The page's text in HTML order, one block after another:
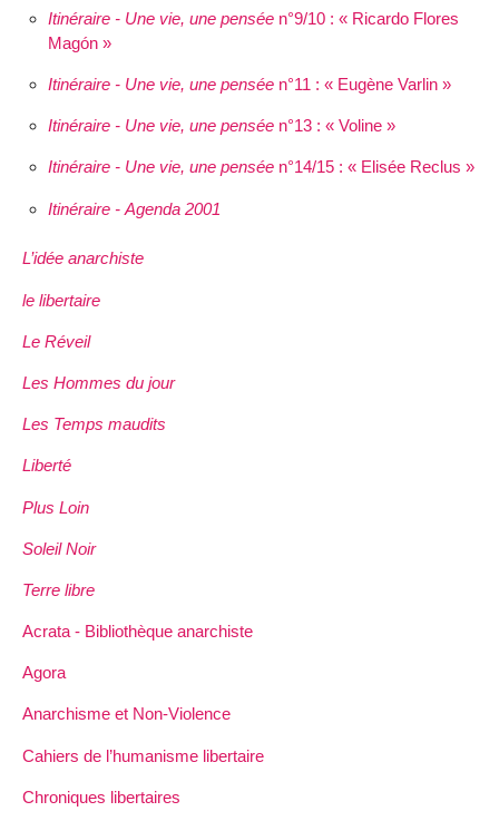
Itinéraire - Une vie, une penséen°9/10 : « Ricardo Flores
Magón »
Itinéraire - Une vie, une penséen°11 : « Eugène Varlin »
Itinéraire - Une vie, une penséen°13 : « Voline »
Itinéraire - Une vie, une penséen°14/15 : « Elisée Reclus »
Itinéraire - Agenda 2001
L’idée anarchiste
le libertaire
Le Réveil
Les Hommes du jour
Les Temps maudits
Liberté
Plus Loin
Soleil Noir
Terre libre
Acrata - Bibliothèque anarchiste
Agora
Anarchisme et Non-Violence
Cahiers de l’humanisme libertaire
Chroniques libertaires